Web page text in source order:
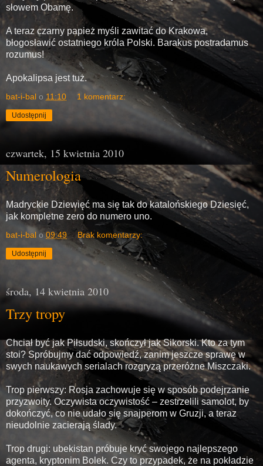
słowem Obamę.
A teraz czarny papież myśli zawitać do Krakowa,
błogosławić ostatniego króla Polski. Barakus postradamus
rozumus!
Apokalipsa jest tuż.
bat-i-bal o 11:10 1 komentarz:
Udostępnij
czwartek, 15 kwietnia 2010
Numerologia
Madryckie Dziewięć ma się tak do katalońskiego Dziesięć,
jak kompletne zero do numero uno.
bat-i-bal o09:49 Brak komentarzy:
Udostępnij
środa, 14 kwietnia 2010
Trzy tropy
Chciał być jak Piłsudski, skończył jak Sikorski. Kto za tym
stoi? Spróbujmy dać odpowiedź, zanim jeszcze sprawę w
swych naukawych serialach rozgryzą przeróżne Miszczaki.
Trop pierwszy: Rosja zachowuje się w sposób podejrzanie
przyzwoity. Oczywista oczywistość – zestrzelili samolot, by
dokończyć, co nie udało się snajperom w Gruzji, a teraz
nieudolnie zacierają ślady.
Trop drugi: ubekistan próbuje kryć swojego najlepszego
agenta, kryptonim Bolek. Czy to przypadek, że na pokładzie